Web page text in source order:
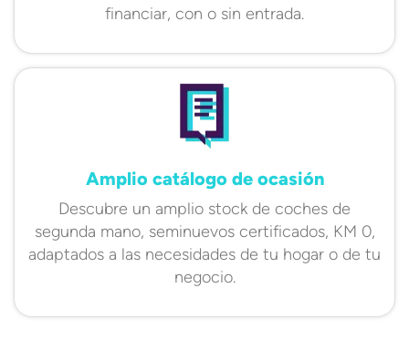
financiar, con o sin entrada.
Amplio catálogo de ocasión
Descubre un amplio stock de coches de
segunda mano, seminuevos certificados, KM 0,
adaptados a las necesidades de tu hogar o de tu
negocio.